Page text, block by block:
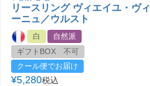
リースリング ヴィエイユ・ヴィ
ーニュ／ウルスト
白
自然派
ギフトBOX 不可
クール便でお届け
¥5,280税込